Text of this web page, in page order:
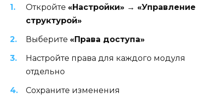
Откройте «Настройки» → «Управление
структурой»
Выберите «Права доступа»
Настройте права для каждого модуля
отдельно
Сохраните изменения